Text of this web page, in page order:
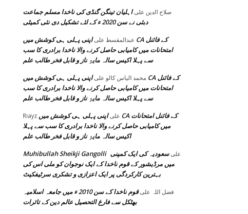
صلاح الدین علىاہلیان تینگن گنڈی کی ناخدا مسلم جماعت
دبئی نے سن 2020 ء کے لئے تشکیل دی نئی کمیٹی
عبدالمقسط علىاپنی پہلی ہی کوشش میں CA کے فائنل
امتحانات میں کامیابی حاصل کرنے والا ناخدا برادری کا سب
سے پہلا اکیس سالہ مایۂِ ناز و قابل فخر طالب علم
محمد الیاس کالو علىاپنی پہلی ہی کوشش میں CA کے فائنل
امتحانات میں کامیابی حاصل کرنے والا ناخدا برادری کا سب
سے پہلا اکیس سالہ مایۂِ ناز و قابل فخر طالب علم
Riayz علىاپنی پہلی ہی کوشش میں CA کے فائنل امتحانات
میں کامیابی حاصل کرنے والا ناخدا برادری کا سب سے پہلا
اکیس سالہ مایۂِ ناز و قابل فخر طالب علم
Muhibullah Sheikji Gangolli
علىسعودیہ کی ایک کمپنی
میں مرڈیشور کے قوم ناخدا کے ایک نوجوان کو ملی اس کی
بہترین کارکردگی پر ایک اعزازی و تشکری سرٹیفکیٹ
فضل اللہ على
قوم ناخدا کے سن 2010 ء میں جامعہ اسلامیہ
بھٹکل سے فارغ التحصیل عالم دین کے تاثرات